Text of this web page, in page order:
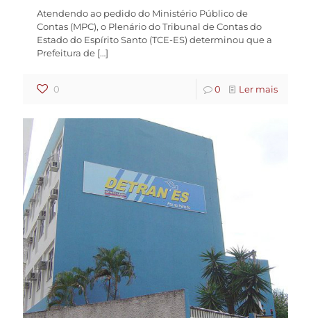
Atendendo ao pedido do Ministério Público de
Contas (MPC), o Plenário do Tribunal de Contas do
Estado do Espírito Santo (TCE-ES) determinou que a
Prefeitura de […]
0 0 Ler mais